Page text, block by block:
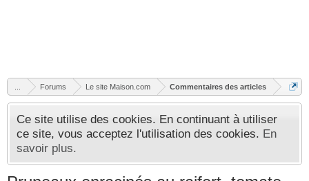
Forums Le site Maison.com Commentaires des articles
Ce site utilise des cookies. En continuant à utiliser
ce site, vous acceptez l'utilisation des cookies. En
savoir plus.